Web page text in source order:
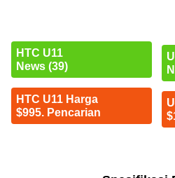
HTC U11
News (39)
HTC U11 Harga
$995. Pencarian